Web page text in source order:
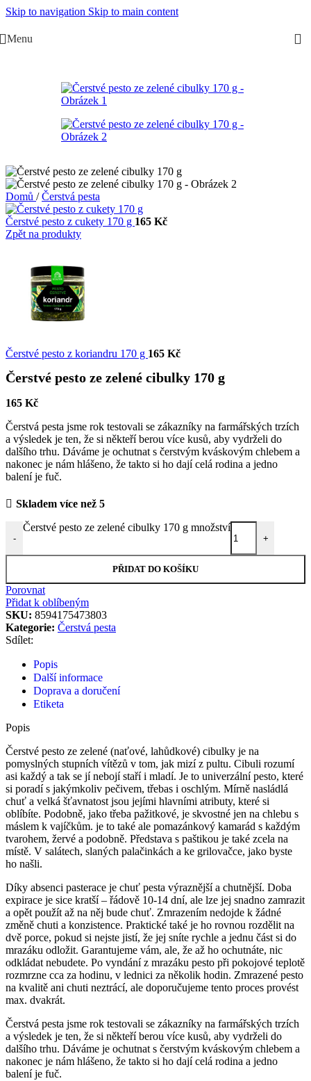
Skip to navigation Skip to main content
Menu
Domů / Čerstvá pesta
Čerstvé pesto z cukety 170 g 165 Kč
Zpět na produkty
Čerstvé pesto z koriandru 170 g 165 Kč
Čerstvé pesto ze zelené cibulky 170 g
165 Kč
Čerstvá pesta jsme rok testovali se zákazníky na farmářských trzích
a výsledek je ten, že si někteří berou více kusů, aby vydrželi do
dalšího trhu. Dáváme je ochutnat s čerstvým kváskovým chlebem a
nakonec je nám hlášeno, že takto si ho dají celá rodina a jedno
balení je fuč.
Skladem více než 5
-
Čerstvé pesto ze zelené cibulky 170 g množství
+
PŘIDAT DO KOŠÍKU
Porovnat
Přidat k oblíbeným
SKU: 8594175473803
Kategorie: Čerstvá pesta
Sdílet:
Popis
Další informace
Doprava a doručení
Etiketa
Popis
Čerstvé pesto ze zelené (naťové, lahůdkové) cibulky je na
pomyslných stupních vítězů v tom, jak mizí z pultu. Cibuli rozumí
asi každý a tak se jí nebojí staří i mladí. Je to univerzální pesto, které
si poradí s jakýmkoliv pečivem, třebas i oschlým. Mírně nasládlá
chuť a velká šťavnatost jsou jejími hlavními atributy, které si
oblíbíte. Podobně, jako třeba pažitkové, je skvostné jen na chlebu s
máslem k vajíčkům. je to také ale pomazánkový kamarád s každým
tvarohem, žervé a podobně. Představa s paštikou je také zcela na
místě. V salátech, slaných palačinkách a ke grilovačce, jako byste
ho našli.
Díky absenci pasterace je chuť pesta výraznější a chutnější. Doba
expirace je sice kratší – řádově 10-14 dní, ale lze jej snadno zamrazit
a opět použít až na něj bude chuť. Zmrazením nedojde k žádné
změně chuti a konzistence. Praktické také je ho rovnou rozdělit na
dvě porce, pokud si nejste jistí, že jej sníte rychle a jednu část si do
mrazáku odložit. Garantujeme vám, ale, že až ho ochutnáte, nic
odkládat nebudete. Po vyndání z mrazáku pesto při pokojové teplotě
rozmrzne cca za hodinu, v lednici za několik hodin. Zmrazené pesto
na kvalitě ani chuti neztrácí, ale doporučujeme tento proces provést
max. dvakrát.
Čerstvá pesta jsme rok testovali se zákazníky na farmářských trzích
a výsledek je ten, že si někteří berou více kusů, aby vydrželi do
dalšího trhu. Dáváme je ochutnat s čerstvým kváskovým chlebem a
nakonec je nám hlášeno, že takto si ho dají celá rodina a jedno
balení je fuč.